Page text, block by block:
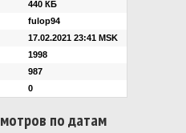
440 КБ
fulop94
17.02.2021 23:41 MSK
1998
987
0
по датам